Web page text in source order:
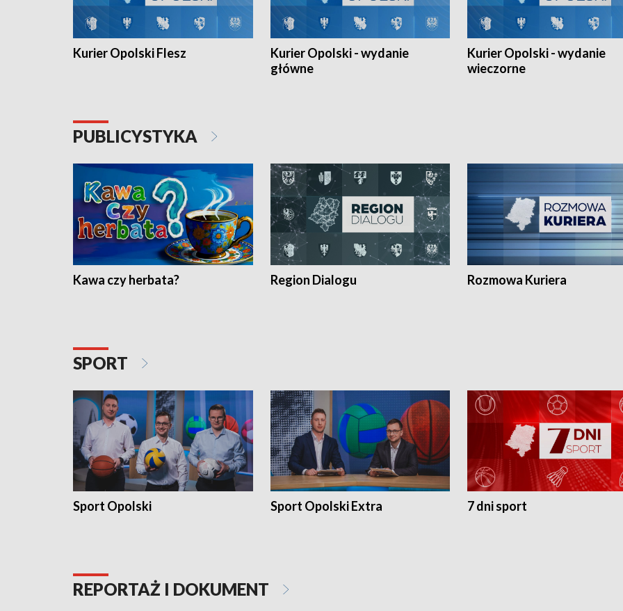
Kurier Opolski Flesz
Kurier Opolski - wydanie
główne
Kurier Opolski - wydanie
wieczorne
PUBLICYSTYKA
Kawa czy herbata? Region Dialogu Rozmowa Kuriera
SPORT
Sport Opolski Sport Opolski Extra 7 dni sport
REPORTAŻ I DOKUMENT